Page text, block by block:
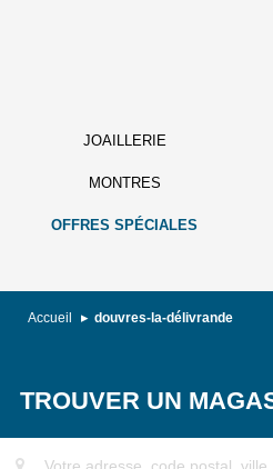
JOAILLERIE
MONTRES
OFFRES SPÉCIALES
Accueil douvres-la-délivrande
TROUVER UN